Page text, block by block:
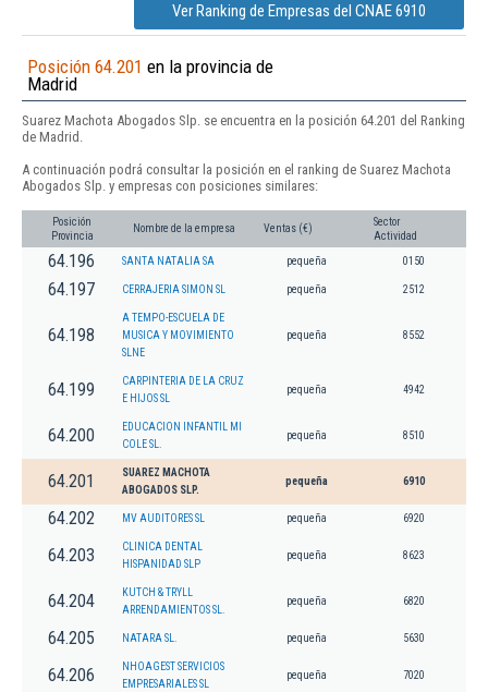
Ver Ranking de Empresas del CNAE 6910
Posición 64.201 en la provincia de
Madrid
Suarez Machota Abogados Slp. se encuentra en la posición 64.201 del Ranking
de Madrid.
A continuación podrá consultar la posición en el ranking de Suarez Machota
Abogados Slp. y empresas con posiciones similares:
Posición
Provincia
Nombre de la empresa Ventas (€)
Sector
Actividad
64.196 SANTA NATALIA SA pequeña 0150
64.197 CERRAJERIA SIMON SL pequeña 2512
64.198
A TEMPO-ESCUELA DE
MUSICA Y MOVIMIENTO
SLNE
pequeña 8552
64.199
CARPINTERIA DE LA CRUZ
E HIJOS SL
pequeña 4942
64.200
EDUCACION INFANTIL MI
COLE SL.
pequeña 8510
64.201
SUAREZ MACHOTA
ABOGADOS SLP.
pequeña 6910
64.202 MV AUDITORES SL pequeña 6920
64.203
CLINICA DENTAL
HISPANIDAD SLP
pequeña 8623
64.204
KUTCH & TRYLL
ARRENDAMIENTOS SL.
pequeña 6820
64.205 NATARA SL. pequeña 5630
64.206
NHOAGEST SERVICIOS
EMPRESARIALES SL
pequeña 7020